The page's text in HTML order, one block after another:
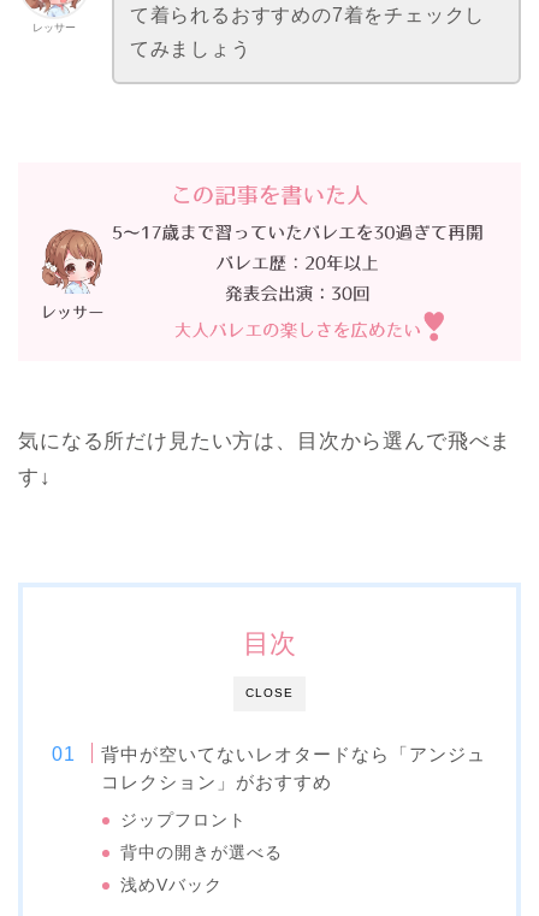
レッサー
て着られるおすすめの7着をチェックし
てみましょう
気になる所だけ見たい方は、目次から選んで飛べま
す↓
CLOSE
目次
背中が空いてないレオタードなら「アンジュ
コレクション」がおすすめ
ジップフロント
背中の開きが選べる
浅めVバック